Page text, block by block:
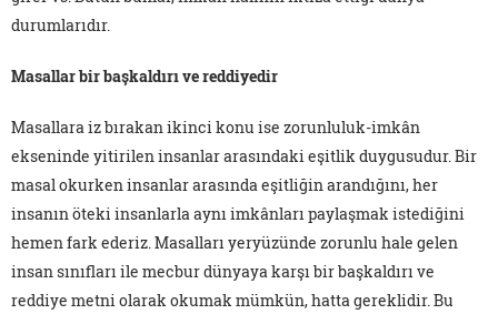
durumlarıdır.
Masallar bir başkaldırı ve reddiyedir
Masallara iz bırakan ikinci konu ise zorunluluk-imkân
ekseninde yitirilen insanlar arasındaki eşitlik duygusudur. Bir
masal okurken insanlar arasında eşitliğin arandığını, her
insanın öteki insanlarla aynı imkânları paylaşmak istediğini
hemen fark ederiz. Masalları yeryüzünde zorunlu hale gelen
insan sınıfları ile mecbur dünyaya karşı bir başkaldırı ve
reddiye metni olarak okumak mümkün, hatta gereklidir. Bu